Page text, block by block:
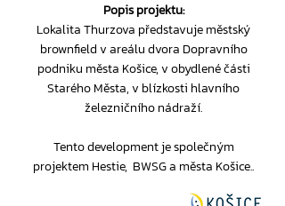
Popis projektu:
Lokalita Thurzova představuje městský
brownfield v areálu dvora Dopravního
podniku města Košice, v obydlené části
Starého Města, v blízkosti hlavního
železničního nádraží.
Tento development je společným
projektem Hestie, BWSG a města Košice..